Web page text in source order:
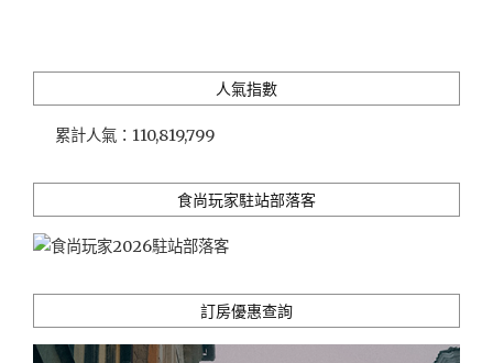
中
萃
+SPA
人氣指數
累計人氣： 110,819,799
食尚玩家駐站部落客
訂房優惠查詢